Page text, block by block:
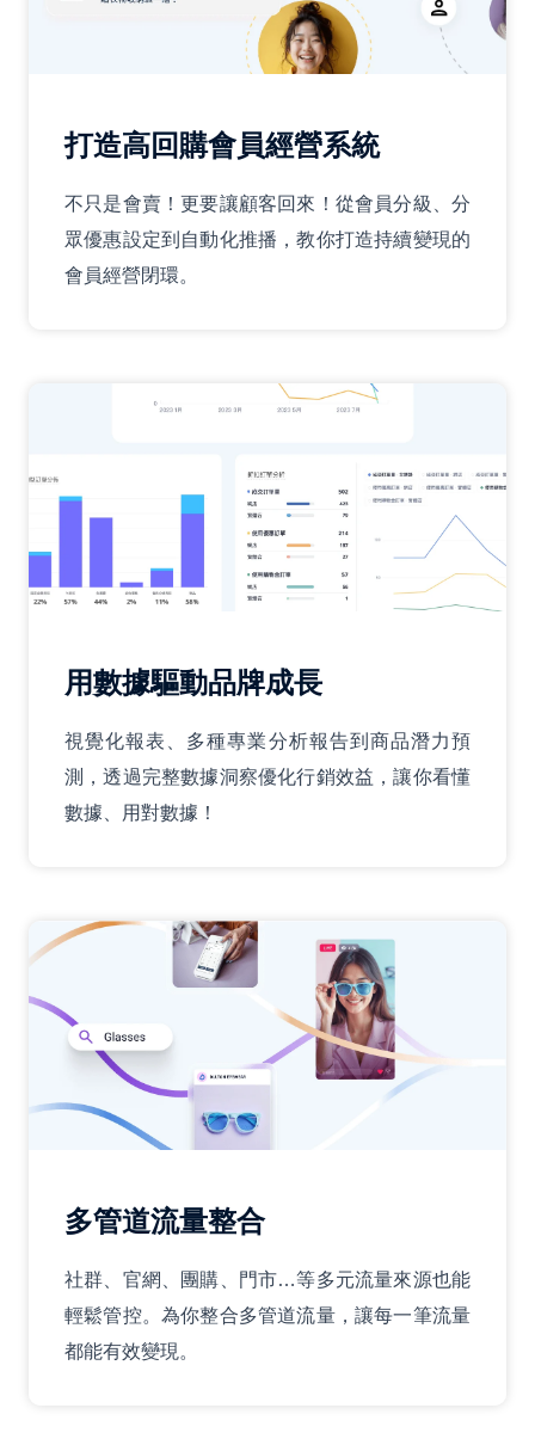
打造高回購會員經營系統
不只是會賣！更要讓顧客回來！從會員分級、分
眾優惠設定到自動化推播，教你打造持續變現的
會員經營閉環。
用數據驅動品牌成長
視覺化報表、多種專業分析報告到商品潛力預
測，透過完整數據洞察優化行銷效益，讓你看懂
數據、用對數據！
多管道流量整合
社群、官網、團購、門市…等多元流量來源也能
輕鬆管控。為你整合多管道流量，讓每一筆流量
都能有效變現。